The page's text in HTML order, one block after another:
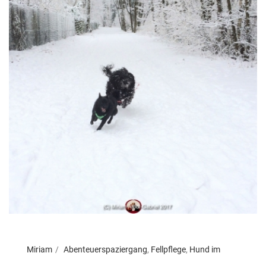
Miriam Abenteuerspaziergang, Fellpflege, Hund im